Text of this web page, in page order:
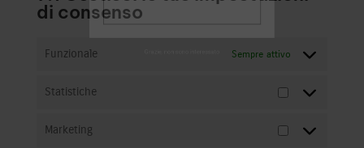
di consenso
Funzionale Sempre attivo
Statistiche
Marketing
Enter your email address